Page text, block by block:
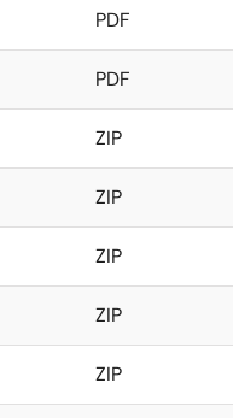
PDF
PDF
ZIP
ZIP
ZIP
ZIP
ZIP